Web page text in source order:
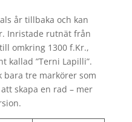
år tillbaka och kan
Inristade rutnät från
omkring 1300 f.Kr.,
kallad ”Terni Lapilli”.
bara tre markörer som
skapa en rad – mer